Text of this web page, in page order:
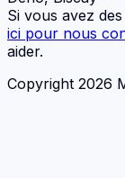
Si vous avez
ici pour nous
aider.
Copyright 2026